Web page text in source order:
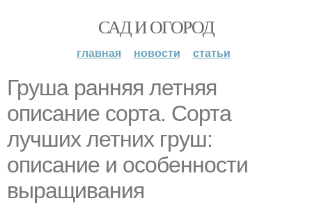
САД И ОГОРОД
главная новости статьи
Груша ранняя летняя
описание сорта. Сорта
лучших летних груш:
описание и особенности
выращивания